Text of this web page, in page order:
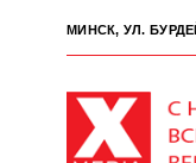
МИНСК, УЛ.